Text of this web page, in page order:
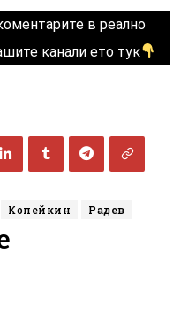
в реално
канали ето тук
Копейкин Радев